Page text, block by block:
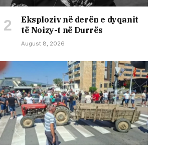
Eksploziv në derën e dyqanit
të Noizy-t në Durrës
August 8, 2026